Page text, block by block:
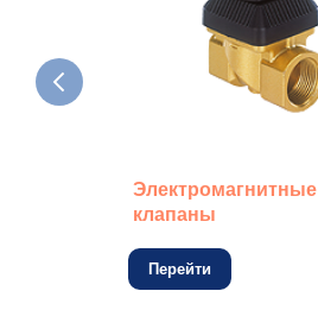
Электромагнитные
клапаны
Перейти